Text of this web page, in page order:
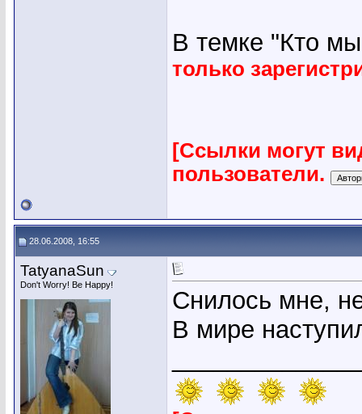
В темке "Кто
только
[Ссылки могут
пользователи.
28.06.2008, 16:55
TatyanaSun
Don't Worry! Be Happy!
Снилось мне,
В мире